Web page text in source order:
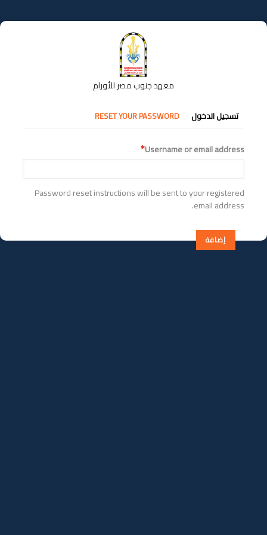
إلى
المحتوى
معهد جنوب مصر للأورام
التبويبات
الأساسية
تسجيل الدخول RESET YOUR PASSWORD
Username or email address
Password reset instructions will be sent to your registered
email address.